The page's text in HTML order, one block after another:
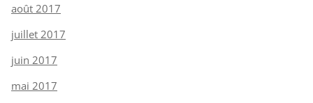
août 2017
juillet 2017
juin 2017
mai 2017